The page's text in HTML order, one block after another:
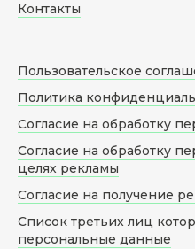
Контакты
Пользовательское
Политика
Согласие на обработку
Согласие на обработку
целях рекламы
Согласие на получение
Список третьих лиц
персональные данные